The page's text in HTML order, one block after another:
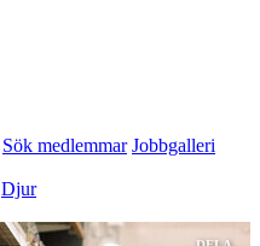
Sök medlemmar Jobbgalleri
Djur